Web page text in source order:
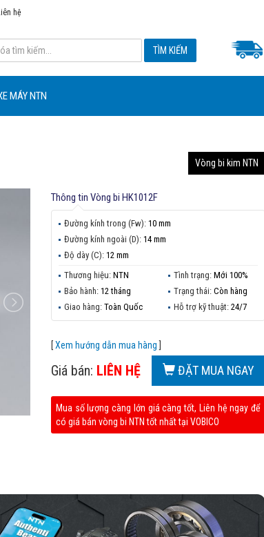
hệ
MÁY NTN
Vòng bi kim NTN
Thông tin Vòng bi HK1012F
Đường kính trong (Fw): 10 mm
Đường kính ngoài (D): 14 mm
Độ dày (C): 12 mm
Thương hiệu: NTN Tình trạng:Mới 100%
Bảo hành: 12 tháng Trạng thái:Còn hàng
Giao hàng: Toàn Quốc Hỗ trợ kỹ thuật:24/7
[Xem hướng dẫn mua hàng
Giá bán: LIÊN HỆ ĐẶT MUA NGAY
Mua số lượng càng lớn giá càng tốt, Liên hệ ngay để
có giá bán vòng bi NTN tốt nhất tại VOBICO